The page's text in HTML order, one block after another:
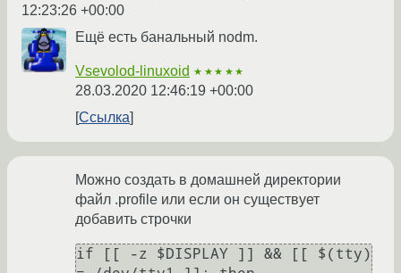
12:23:26 +00:00
Ещё есть банальный nodm.
Vsevolod-linuxoid ★★★★★
28.03.2020 12:46:19 +00:00
Ссылка
Можно создать в домашней директории
файл .profile или если он существует
добавить строчки
if [[ -z $DISPLAY ]] && [[ $(tty)